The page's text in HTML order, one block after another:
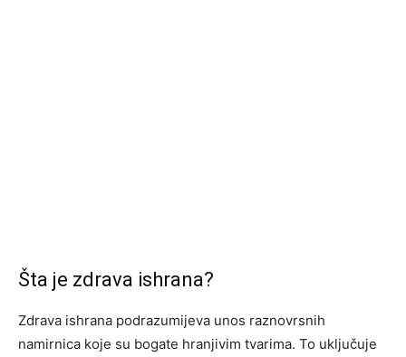
Šta je zdrava ishrana?
Zdrava ishrana podrazumijeva unos raznovrsnih
namirnica koje su bogate hranjivim tvarima. To uključuje